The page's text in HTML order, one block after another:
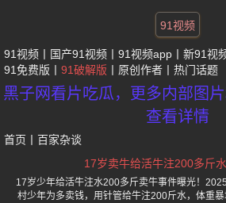
91视频
91视频 国产91视频 91视频app 新91视
91免费版
91破解版 原创作者 热门话题
黑子网看片吃瓜，更多内部图
查看详情
首页 百家杂谈
17岁卖牛给活牛注200多斤
17岁少年给活牛注水200多斤卖牛事件曝光！
村少年为多卖钱，用针管给牛注200斤水，体重